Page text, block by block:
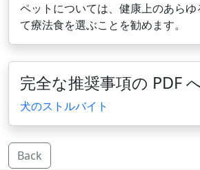
ペットについては、健康上のあら
て療法食を選ぶことを勧めます。
完全な推奨事項の PDF
犬のストルバイト
Back